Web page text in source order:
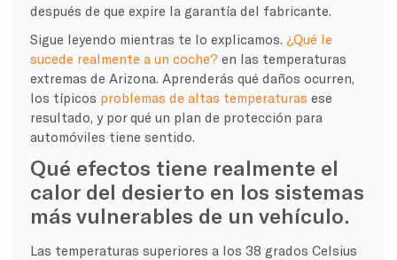
después de que expire la garantía del fabricante.
Sigue leyendo mientras te lo explicamos. ¿Qué le
sucede realmente a un coche? en las temperaturas
extremas de Arizona. Aprenderás qué daños ocurren,
los típicos problemas de altas temperaturas ese
resultado, y por qué un plan de protección para
automóviles tiene sentido.
Qué efectos tiene realmente el
calor del desierto en los sistemas
más vulnerables de un vehículo.
Las temperaturas superiores a los 38 grados Celsius